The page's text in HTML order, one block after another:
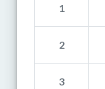
1
2
3